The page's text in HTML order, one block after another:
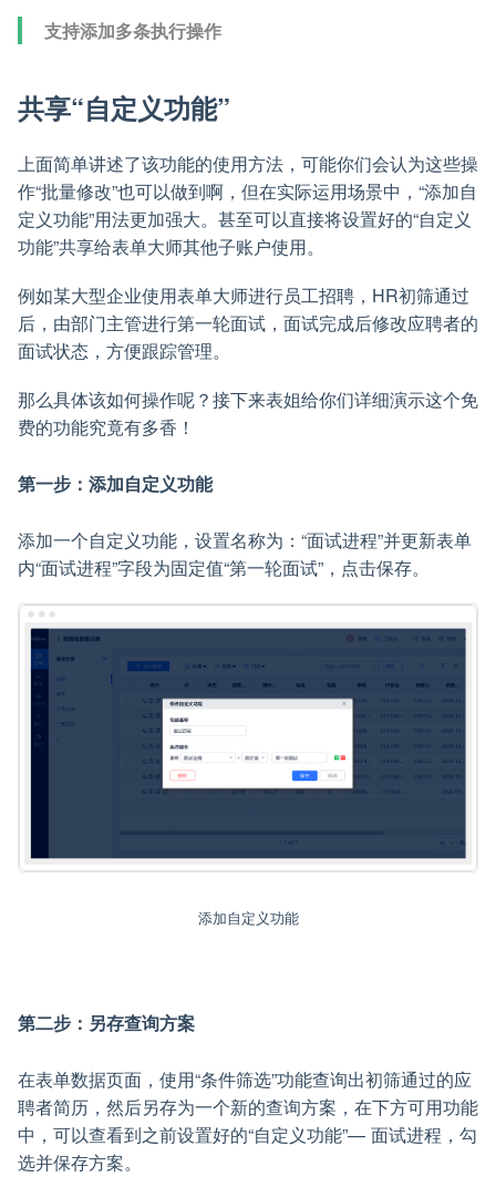
支持添加多条执行操作
共享“自定义功能”
上面简单讲述了该功能的使用方法，可能你们会认为这些操
作“批量修改”也可以做到啊，但在实际运用场景中，“添加自
定义功能”用法更加强大。甚至可以直接将设置好的“自定义
功能”共享给表单大师其他子账户使用。
例如某大型企业使用表单大师进行员工招聘，HR初筛通过
后，由部门主管进行第一轮面试，面试完成后修改应聘者的
面试状态，方便跟踪管理。
那么具体该如何操作呢？接下来表姐给你们详细演示这个免
费的功能究竟有多香！
第一步：添加自定义功能
添加一个自定义功能，设置名称为：“面试进程”并更新表单
内“面试进程”字段为固定值“第一轮面试”，点击保存。
添加自定义功能
第二步：另存查询方案
在表单数据页面，使用“条件筛选”功能查询出初筛通过的应
聘者简历，然后另存为一个新的查询方案，在下方可用功能
中，可以查看到之前设置好的“自定义功能”— 面试进程，勾
选并保存方案。